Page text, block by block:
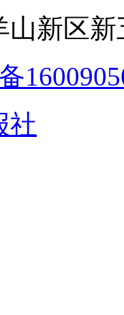
新区
社